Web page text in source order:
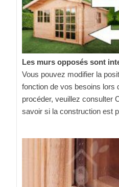
Les murs opposés sont
Vous pouvez modifier la
fonction de vos besoins lors
procéder, veuillez consulter
savoir si la construction est